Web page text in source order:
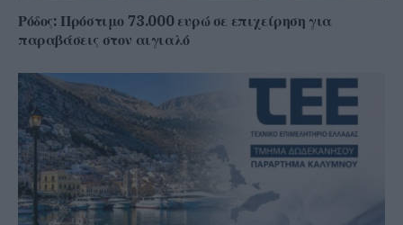
Ρόδος: Πρόστιμο 73.000 ευρώ σε επιχείρηση για
παραβάσεις στον αιγιαλό